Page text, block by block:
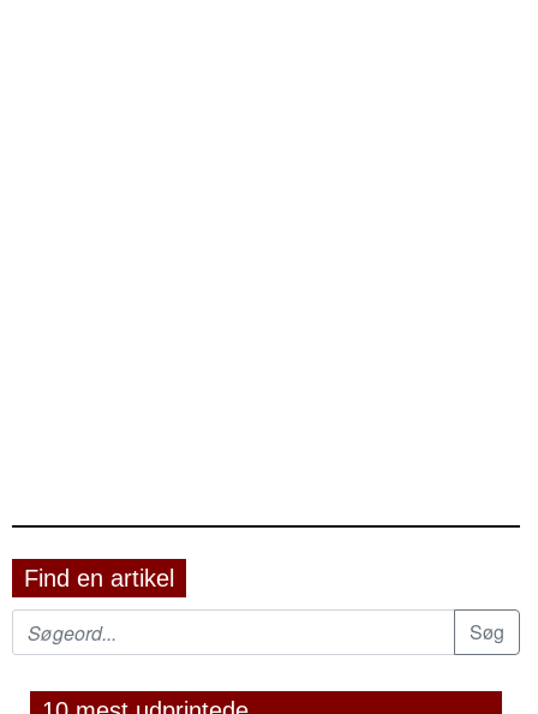
Find en artikel